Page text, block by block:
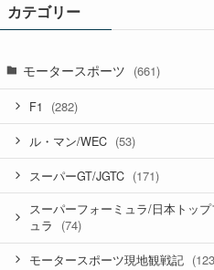
カテゴリー
モータースポーツ (661)
F1 (282)
ル・マン/WEC (53)
スーパーGT/JGTC (171)
スーパーフォーミュラ/日本トップ
ュラ
(74)
モータースポーツ現地観戦記